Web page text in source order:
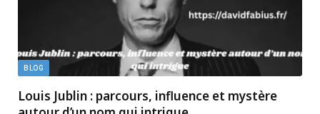
BLOG
Louis Jublin : parcours, influence et mystère